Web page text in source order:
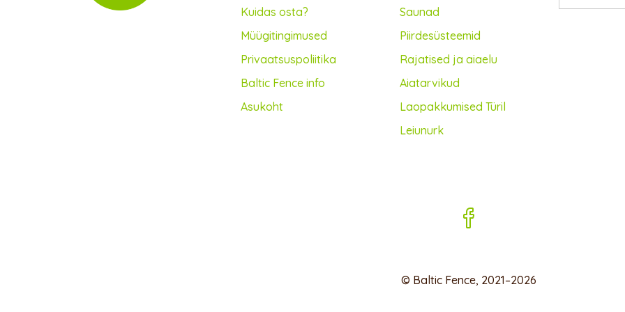
Kuidas osta?
Müügitingimused
Privaatsus­poliitika
Baltic Fence info
Asukoht
Saunad
Piirdesüsteemid
Rajatised ja aiaelu
Aiatarvikud
Lao­pakkumised Türil
Leiunurk
© Baltic Fence, 2021–2026